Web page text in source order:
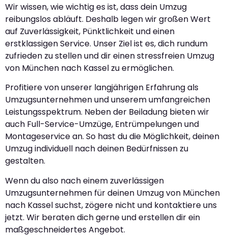
Wir wissen, wie wichtig es ist, dass dein Umzug
reibungslos abläuft. Deshalb legen wir großen Wert
auf Zuverlässigkeit, Pünktlichkeit und einen
erstklassigen Service. Unser Ziel ist es, dich rundum
zufrieden zu stellen und dir einen stressfreien Umzug
von München nach Kassel zu ermöglichen.
Profitiere von unserer langjährigen Erfahrung als
Umzugsunternehmen und unserem umfangreichen
Leistungsspektrum. Neben der Beiladung bieten wir
auch Full-Service-Umzüge, Entrümpelungen und
Montageservice an. So hast du die Möglichkeit, deinen
Umzug individuell nach deinen Bedürfnissen zu
gestalten.
Wenn du also nach einem zuverlässigen
Umzugsunternehmen für deinen Umzug von München
nach Kassel suchst, zögere nicht und kontaktiere uns
jetzt. Wir beraten dich gerne und erstellen dir ein
maßgeschneidertes Angebot.